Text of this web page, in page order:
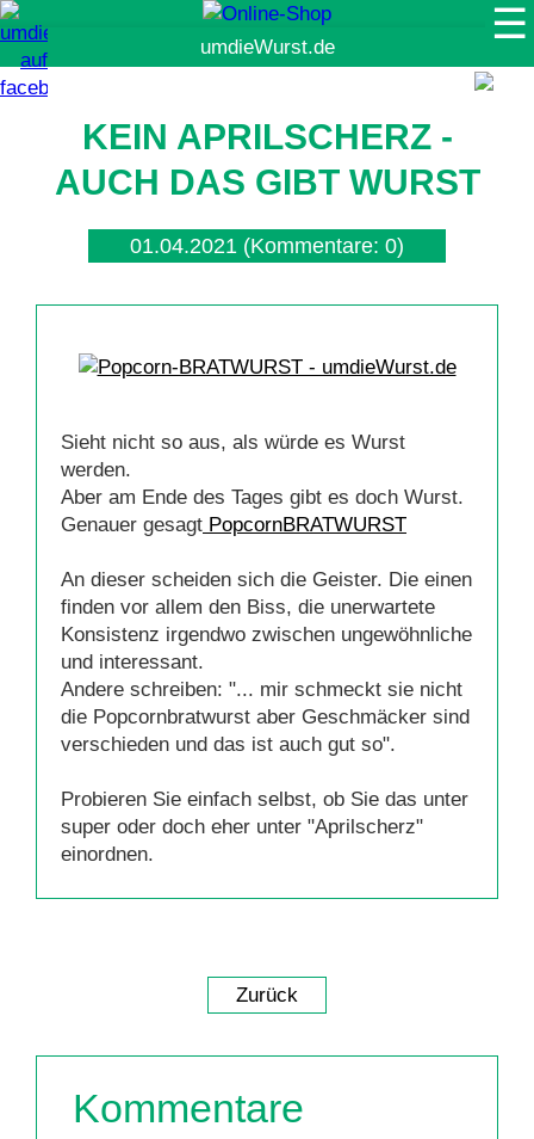
KEIN APRILSCHERZ -
AUCH DAS GIBT WURST
01.04.2021 (Kommentare: 0)
Sieht nicht so aus, als würde es Wurst
werden.
Aber am Ende des Tages gibt es doch Wurst.
Genauer gesagt PopcornBRATWURST
An dieser scheiden sich die Geister. Die einen
finden vor allem den Biss, die unerwartete
Konsistenz irgendwo zwischen ungewöhnliche
und interessant.
Andere schreiben: "... mir schmeckt sie nicht
die Popcornbratwurst aber Geschmäcker sind
verschieden und das ist auch gut so".
Probieren Sie einfach selbst, ob Sie das unter
super oder doch eher unter "Aprilscherz"
einordnen.
Zurück
Kommentare
☰